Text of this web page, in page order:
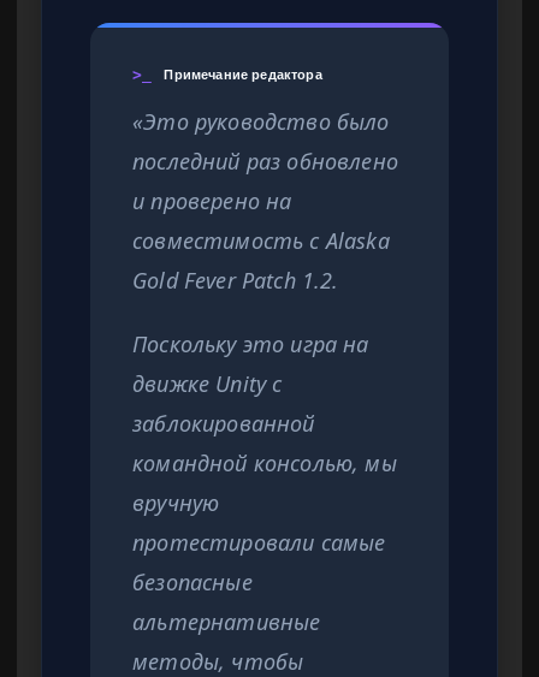
>_ Примечание редактора
«Это руководство было
последний раз обновлено
и проверено на
совместимость с Alaska
Gold Fever Patch 1.2.
Поскольку это игра на
движке Unity с
заблокированной
командной консолью, мы
вручную
протестировали самые
безопасные
альтернативные
методы, чтобы